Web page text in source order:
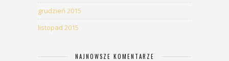
grudzień 2015
listopad 2015
NAJNOWSZE KOMENTARZE